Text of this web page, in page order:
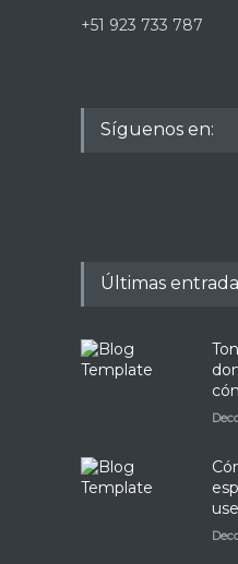
+51 923 733 787
Síguenos en:
Últimas
use